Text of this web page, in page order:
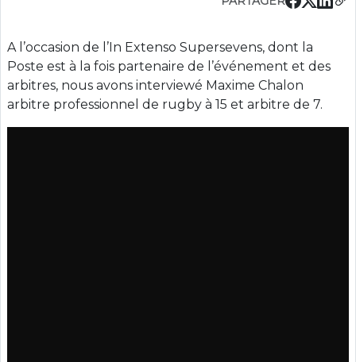
A l’occasion de l’In Extenso Supersevens, dont la
Poste est à la fois partenaire de l’événement et des
arbitres, nous avons interviewé Maxime Chalon
arbitre professionnel de rugby à 15 et arbitre de 7.